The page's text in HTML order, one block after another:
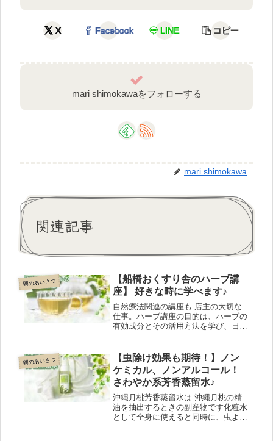
X Facebook LINE コピー
mari shimokawaをフォローする
mari shimokawa
関連記事
朝のあいさつ
【船橋おくすり舎のハーブ講
座】 好きな時に学べます♪
自然療法関連の講座も 店主の大切な
仕事。ハーブ講座の目的は、ハーブの
有効成分とその活用方法を学び、日常
いるものが中心ですが検定が目的では
なく 自分のペースで学びたい方に最
適です。
朝のあいさつ
【虫除け効果も期待！】ノン
ケミカル、ノンアルコール！
さわやか系芳香蒸留水♪
沖縄月桃芳香蒸留水は 沖縄月桃の精
油を抽出するときの副産物です化粧水
として全身に使えると同時に、虫よけ